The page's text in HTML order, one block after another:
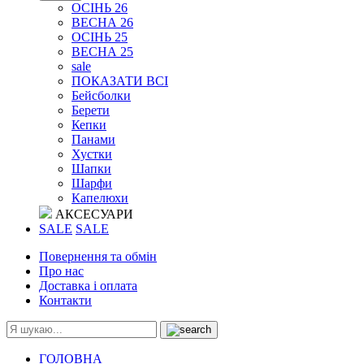
ОСІНЬ 26
ВЕСНА 26
ОСІНЬ 25
ВЕСНА 25
sale
ПОКАЗАТИ ВСІ
Бейсболки
Берети
Кепки
Панами
Хустки
Шапки
Шарфи
Капелюхи
АКСЕСУАРИ
SALE SALE
Повернення та обмін
Про нас
Доставка і оплата
Контакти
ГОЛОВНА